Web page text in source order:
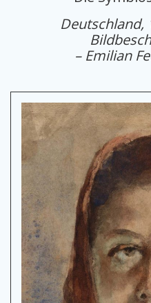
Deutschland,
– Emilian